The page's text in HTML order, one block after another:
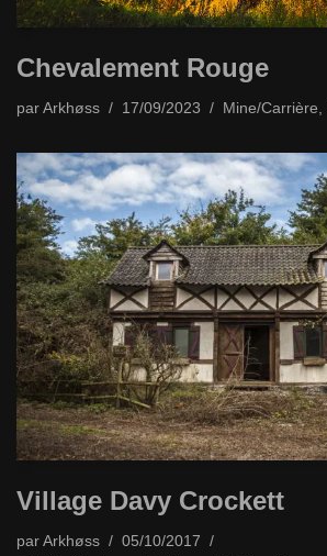
Chevalement Rouge
par Arkhøss 17/09/2023 Mine/Carrière
Village Davy Crockett
par Arkhøss
05/10/2017